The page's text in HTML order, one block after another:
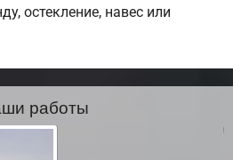
остекление, навес или
работы